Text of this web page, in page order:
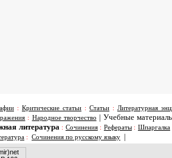
: Критические статьи : Статьи : Литературная
: Народное творчество | Учебные
литература : Сочинения: Рефераты: Шпаргалка
: Сочинения по русскому языку |